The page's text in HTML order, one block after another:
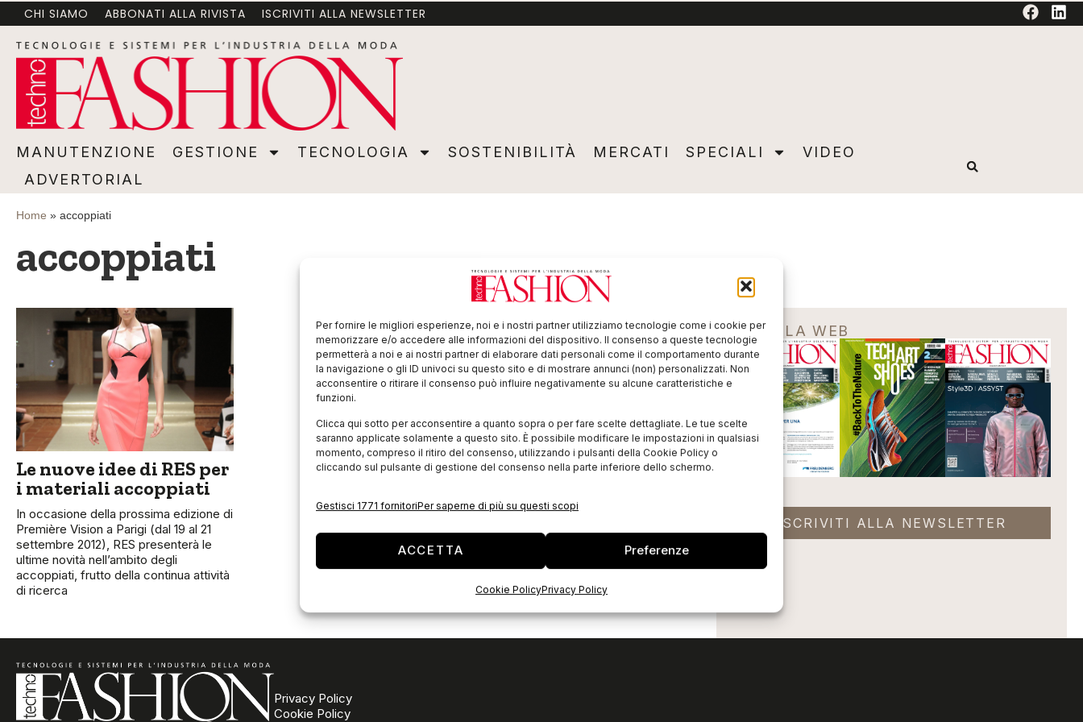
Per fornire le migliori esperienze, noi e i nostri partner utilizziamo tecnologie come i cookie per
memorizzare e/o accedere alle informazioni del dispositivo. Il consenso a queste tecnologie
permetterà a noi e ai nostri partner di elaborare dati personali come il comportamento durante
la navigazione o gli ID univoci su questo sito e di mostrare annunci (non) personalizzati. Non
acconsentire o ritirare il consenso può influire negativamente su alcune caratteristiche e
funzioni.
Clicca qui sotto per acconsentire a quanto sopra o per fare scelte dettagliate. Le tue scelte
saranno applicate solamente a questo sito. È possibile modificare le impostazioni in qualsiasi
momento, compreso il ritiro del consenso, utilizzando i pulsanti della Cookie Policy o
cliccando sul pulsante di gestione del consenso nella parte inferiore dello schermo.
Gestisci 1771 fornitoriPer saperne di più su questi scopi
ACCETTA Preferenze
Cookie PolicyPrivacy Policy
MANUTENZIONE GESTIONE TECNOLOGIA SOSTENIBILITÀ MERCATI SPECIALI VIDEO ADVERTORIAL
CHI SIAMO ABBONATI ALLA RIVISTA ISCRIVITI ALLA NEWSLETTER
MANUTENZIONE GESTIONE TECNOLOGIA SOSTENIBILITÀ MERCATI SPECIALI
VIDEO
ADVERTORIAL
Home » accoppiati
accoppiati
Le nuove idee di RES per
i materiali accoppiati
In occasione della prossima edizione di
Première Vision a Parigi (dal 19 al 21
settembre 2012), RES presenterà le
ultime novità nell’ambito degli
accoppiati, frutto della continua attività
di ricerca
EDICOLA WEB
ISCRIVITI ALLA NEWSLETTER
Privacy Policy
Cookie Policy